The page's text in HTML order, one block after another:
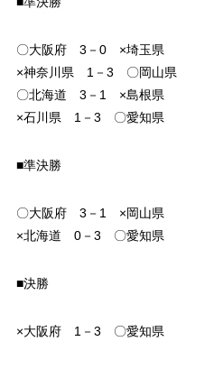
〇大阪府 3－0 ×埼玉県
×神奈川県 1－3 〇岡山県
〇北海道 3－1 ×島根県
×石川県 1－3 〇愛知県
■準決勝
〇大阪府 3－1 ×岡山県
×北海道 0－3 〇愛知県
■決勝
×大阪府 1－3 〇愛知県